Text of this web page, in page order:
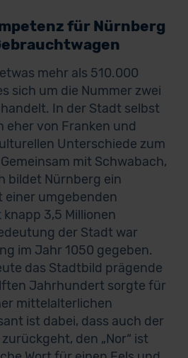
für Nürnberg
mehr als 510.000
sich um die Nummer zwei
In der Stadt selbst
eher von Franken und
Unterschiede zum
mit Schwabach,
bildet Nürnberg ein
umgebenden
3,5 Millionen
der Stadt war
im Jahr 1050 gegeben.
das Stadtbild prägende
Jahrhundert sorgte für
mittelalterlichen
ist dabei, dass auch der
den „Nor“ ist